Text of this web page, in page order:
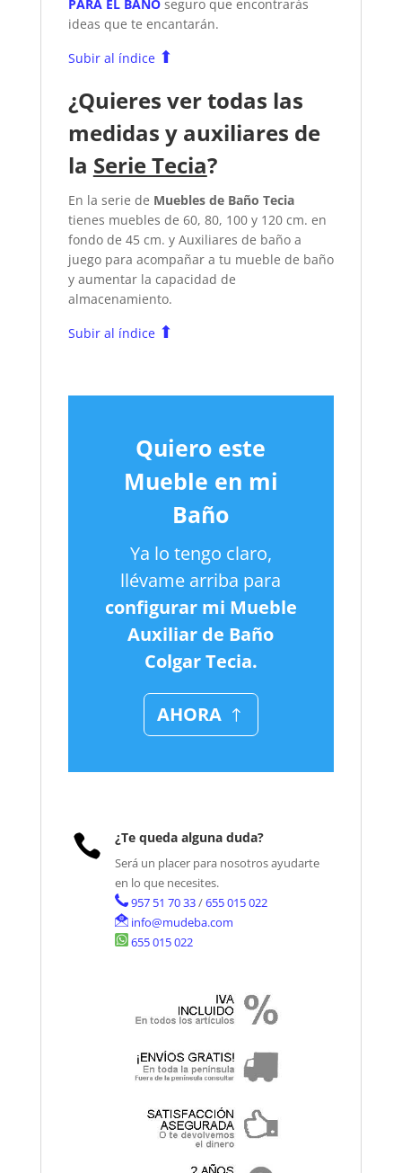
PARA EL BAÑOseguro que encontrarás
ideas que te encantarán.
Subir al índice ⬆
¿Quieres ver todas las
medidas y auxiliares de
la Serie Tecia?
En la serie de Muebles de Baño Tecia
tienes muebles de 60, 80, 100 y 120 cm. en
fondo de 45 cm. y Auxiliares de baño a
juego para acompañar a tu mueble de baño
y aumentar la capacidad de
almacenamiento.
Subir al índice ⬆
Quiero este
Mueble en mi
Baño
Ya lo tengo claro,
llévame arriba para
configurar mi Mueble
Auxiliar de Baño
Colgar Tecia.
AHORA
 ¿Te queda alguna duda?
Será un placer para nosotros ayudarte
en lo que necesites.
957 51 70 33/655 015 022
info@mudeba.com
655 015 022